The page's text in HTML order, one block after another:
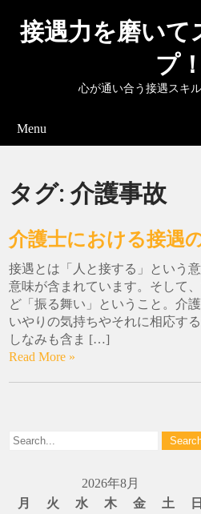
接遇力を磨いて
プ！
心が通い合う接遇スキ
Menu
タグ:介護事故
介護士における接遇
接遇とは「人と接する」という
意味が含まれています。そして
ど「振る舞い」ということ。介
いやりの気持ちやそれに相応す
しなみも含ま […]
Read More »
2026年8月
月
火 水 木 金 土
日